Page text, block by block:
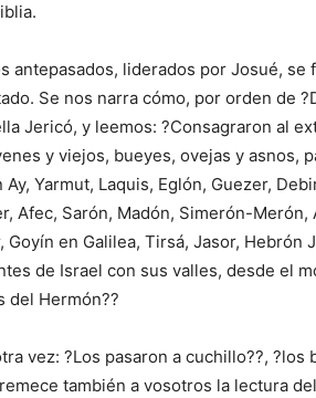
antepasados, liderados por Josué, se
Se nos narra cómo, por orden de
Jericó, y leemos: ?Consagraron al
y viejos, bueyes, ovejas y asnos,
Ay, Yarmut, Laquis, Eglón, Guezer,
Afec, Sarón, Madón, Simerón-Merón,
Goyín en Galilea, Tirsá, Jasor, Hebrón
de Israel con sus valles, desde el
del Hermón??
vez: ?Los pasaron a cuchillo??, ?los
también a vosotros la lectura